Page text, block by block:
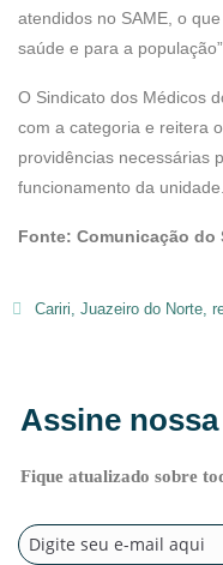
atendidos no SAME, o
saúde e para a
O Sindicato dos Médicos
com a categoria e reitera
providências necessárias
funcionamento da unidade.
Fonte: Comunicação do
Cariri, Juazeiro do Norte,
Assine
Fique atualizado sobre